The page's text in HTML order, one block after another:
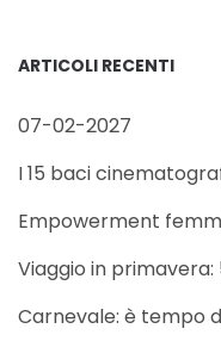
ARTICOLI RECENTI
07-02-2027
I 15 baci
Empowerment
Viaggio in
Carnevale: è tempo